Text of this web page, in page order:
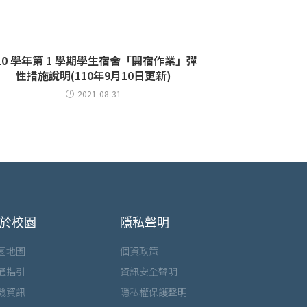
學年第 1 學期學生宿舍「開宿作業」彈
性措施說明(110年9月10日更新)
2021-08-31
校園
地圖
指引
資訊
隱私聲明
個資政策
資訊安全聲明
隱私權保護聲明